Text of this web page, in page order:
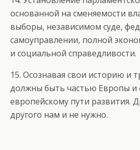
основанной на сменяемости
выборы, независимом суде,
самоуправлении, полной
и социальной справедливости.
15. Осознавая свои историю и
должны быть частью Европы и
европейскому пути развития.
другого нам и не нужно.